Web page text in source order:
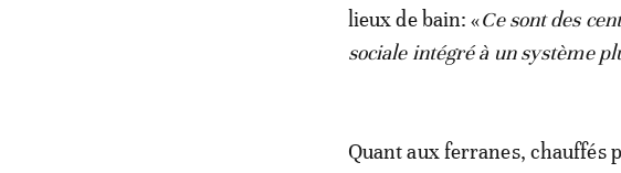
lieux de bain: «Ce sont des
sociale intégré à un système
Quant aux ferranes, chauffés